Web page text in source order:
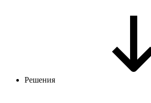
Решения